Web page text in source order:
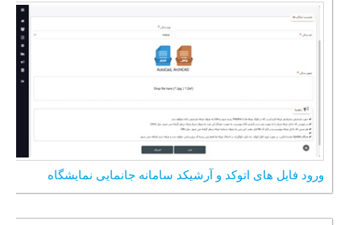
ورود فایل های اتوکد و آرشیکد سامانه جانمایی نمایشگاه